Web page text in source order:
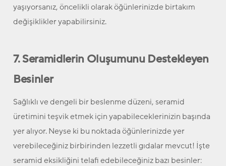
yaşıyorsanız, öncelikli olarak öğünlerinizde birtakım
değişiklikler yapabilirsiniz.
7. Seramidlerin Oluşumunu Destekleyen
Besinler
Sağlıklı ve dengeli bir beslenme düzeni, seramid
üretimini teşvik etmek için yapabileceklerinizin başında
yer alıyor. Neyse ki bu noktada öğünlerinizde yer
verebileceğiniz birbirinden lezzetli gıdalar mevcut! İşte
seramid eksikliğini telafi edebileceğiniz bazı besinler: